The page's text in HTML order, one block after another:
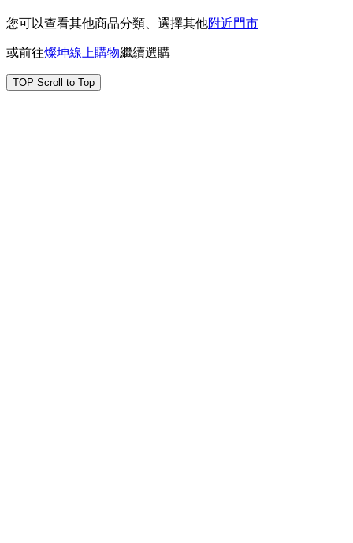
您可以查看其他商品分類、選擇其他附近門市
或前往燦坤線上購物繼續選購
TOP Scroll to Top